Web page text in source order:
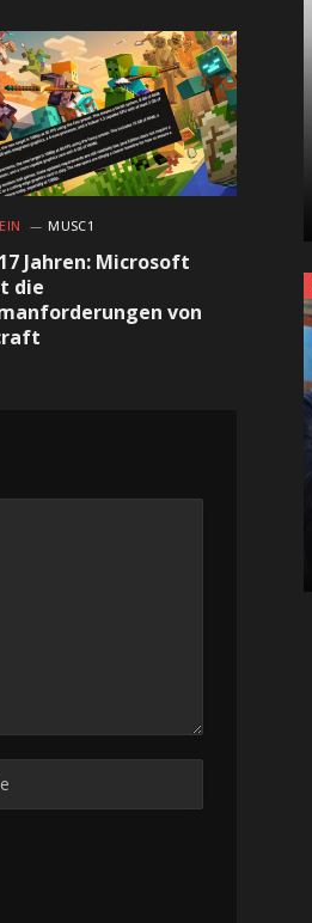
MUSC1
Jahren: Microsoft
die
von